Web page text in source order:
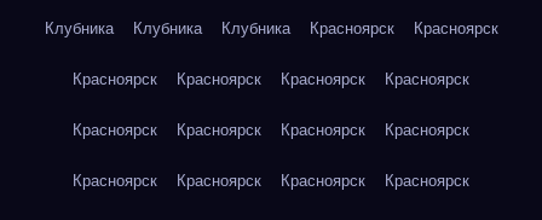
Клубника Клубника Клубника Красноярск Красноярск
Красноярск Красноярск Красноярск Красноярск
Красноярск Красноярск Красноярск Красноярск
Красноярск Красноярск Красноярск Красноярск